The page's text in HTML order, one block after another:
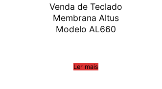
Venda de Teclado
Membrana Altus
Modelo AL660
Ler mais